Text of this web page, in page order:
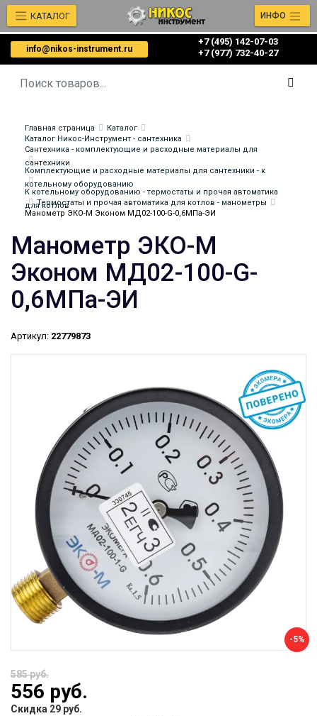
info@nikos-instrument.ru
+7 (495) 142-07-03
‎‎+7 (977) 732-40-27
КАТАЛОГ ИНФО
Главная страница
Каталог
Каталог Никос-Инструмент - сантехника
Сантехника - комплектующие и расходные материалы для
сантехники
Комплектующие и расходные материалы для сантехники - к
котельному оборудованию
К котельному оборудованию - термостаты и прочая автоматика
для котлов
Термостаты и прочая автоматика для котлов - манометры
Манометр ЭКО-М Эконом МД02-100-G-0,6МПа-ЭИ
Манометр ЭКО-М
Эконом МД02-100-G-
0,6МПа-ЭИ
Артикул: 22779873
-5%
585 руб.
556 руб.
Скидка 29 руб.